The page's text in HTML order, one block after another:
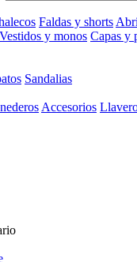
Faldas y shorts
Vestidos y monos Capas y
Sandalias
Accesorios